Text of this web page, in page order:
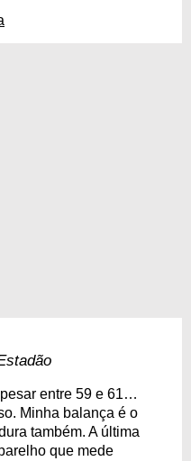
entre 59 e 61…
Minha balança é o
também. A última
que mede